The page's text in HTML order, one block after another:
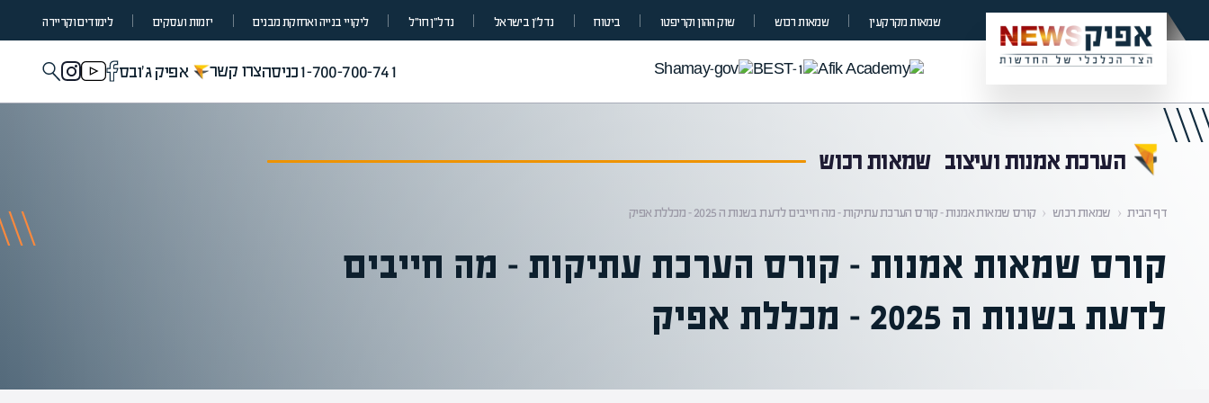
שמאות מקרקעין שמאות רכוש שוק ההון וקריפטו ביטוח נדל”ן בישראל נדל״ן חו״ל ליקויי בנייה ואחזקת מבנים יזמות ועסקים לימודים וקריירה
1-700-700-741כניסהצרו קשר אפיק ג'ובס
הערכת אמנות ועיצוב שמאות רכוש
דף הבית ‹ שמאות רכוש ‹ קורס שמאות אמנות – קורס הערכת עתיקות – מה חייבים לדעת בשנות ה 2025 – מכללת אפיק
קורס שמאות אמנות – קורס הערכת עתיקות – מה חייבים
לדעת בשנות ה 2025 – מכללת אפיק